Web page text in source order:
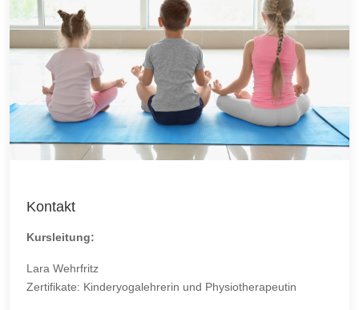
Kontakt
Kursleitung:
Lara Wehrfritz
Zertifikate: Kinderyogalehrerin und Physiotherapeutin